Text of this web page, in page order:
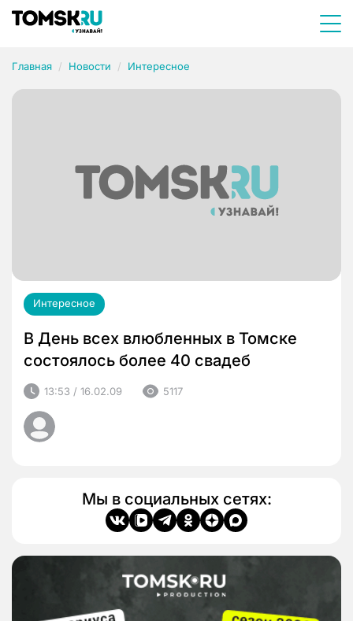
Главная Новости Интересное
Интересное
В День всех влюбленных в Томске
состоялось более 40 свадеб
13:53 / 16.02.09 5117
Мы в социальных сетях: